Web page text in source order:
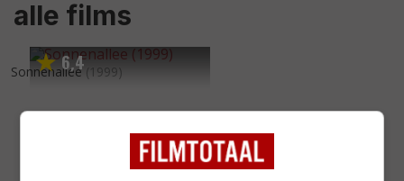
alle films
6,4
Sonnenallee (1999)